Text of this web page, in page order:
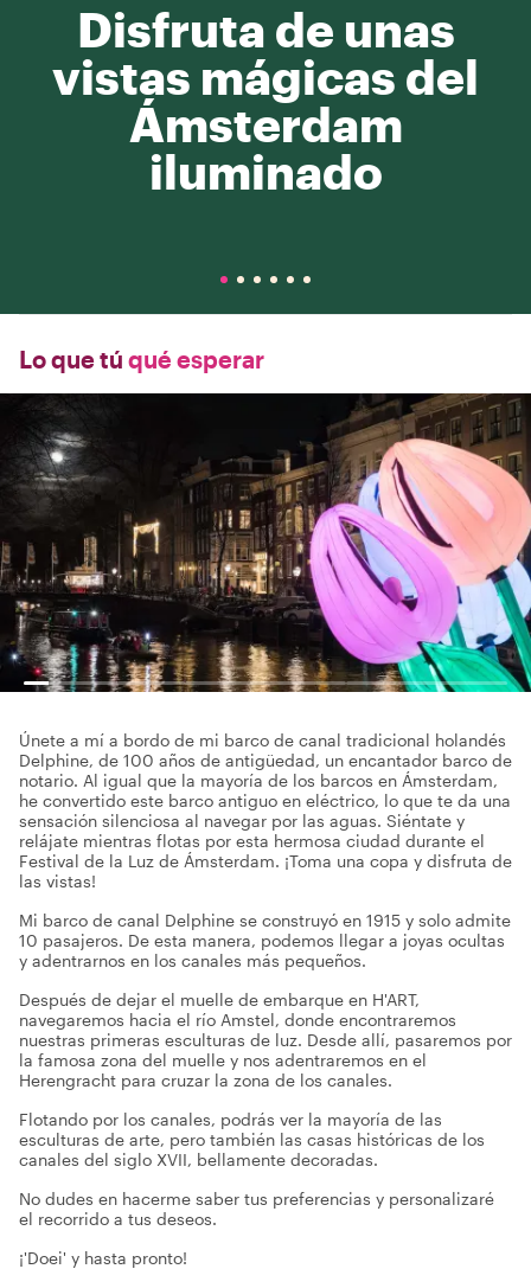
Disfruta de unas
vistas mágicas del
Ámsterdam
iluminado
Lo que tú qué esperar
Únete a mí a bordo de mi barco de canal tradicional holandés
Delphine, de 100 años de antigüedad, un encantador barco de
notario. Al igual que la mayoría de los barcos en Ámsterdam,
he convertido este barco antiguo en eléctrico, lo que te da una
sensación silenciosa al navegar por las aguas. Siéntate y
relájate mientras flotas por esta hermosa ciudad durante el
Festival de la Luz de Ámsterdam. ¡Toma una copa y disfruta de
las vistas!
Mi barco de canal Delphine se construyó en 1915 y solo admite
10 pasajeros. De esta manera, podemos llegar a joyas ocultas
y adentrarnos en los canales más pequeños.
Después de dejar el muelle de embarque en H'ART,
navegaremos hacia el río Amstel, donde encontraremos
nuestras primeras esculturas de luz. Desde allí, pasaremos por
la famosa zona del muelle y nos adentraremos en el
Herengracht para cruzar la zona de los canales.
Flotando por los canales, podrás ver la mayoría de las
esculturas de arte, pero también las casas históricas de los
canales del siglo XVII, bellamente decoradas.
No dudes en hacerme saber tus preferencias y personalizaré
el recorrido a tus deseos.
¡'Doei' y hasta pronto!